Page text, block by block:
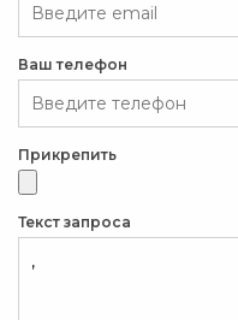
Ваш телефон
Прикрепить
Текст запроса